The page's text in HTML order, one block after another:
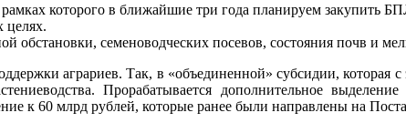
которого в ближайшие три года планируем закупить
целях.
обстановки, семеноводческих посевов, состояния почв и
аграриев. Так, в «объединенной» субсидии, которая
Прорабатывается дополнительное
к 60 млрд рублей, которые ранее были направлены на